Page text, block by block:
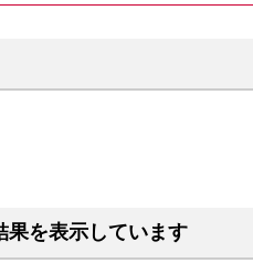
果を表示しています